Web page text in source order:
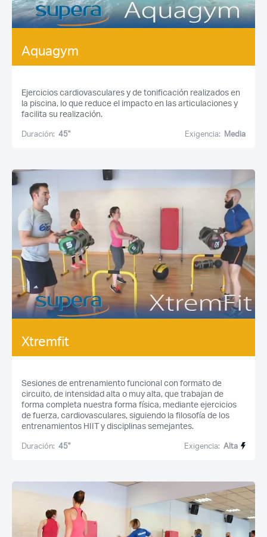
¿Ya eres socio pero no
¿Olvidaste tu
Aquagym
Ejercicios cardiovasculares y de tonificación realizados en
la piscina, lo que reduce el impacto en las articulaciones y
facilita su realización.
Duración: 45'' Exigencia: Media
Xtremfit
Sesiones de entrenamiento funcional con formato de
circuito, de intensidad alta o muy alta, que trabajan de
forma completa nuestra forma física, mediante ejercicios
de fuerza, cardiovasculares, siguiendo la filosofía de los
entrenamientos HIIT y disciplinas semejantes.
Duración: 45'' Exigencia: Alta